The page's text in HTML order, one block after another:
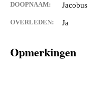
DOOPNAAM: Jacobus
OVERLEDEN: Ja
Opmerkingen